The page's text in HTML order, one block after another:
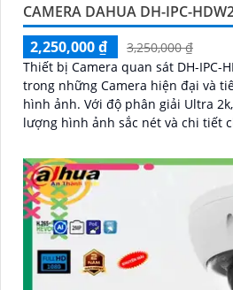
CAMERA DAHUA DH-IPC-
2,250,000 ₫
3,250,000 ₫
Thiết bị Camera quan sát DH-IPC-
trong những Camera hiện đại và
hình ảnh. Với độ phân giải Ultra 2k, camera mang lại chất
lượng hình ảnh sắc nét và chi tiết